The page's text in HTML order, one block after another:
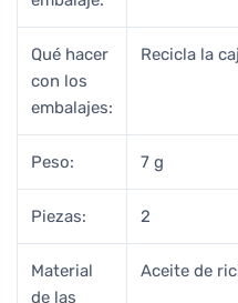
Qué hacer
con los
embalajes:
Recicla la
Peso: 7 g
Piezas: 2
Material
de las
Aceite de